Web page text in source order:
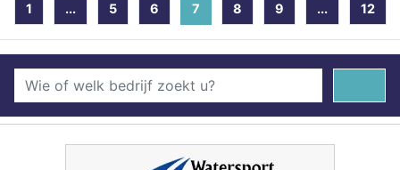
1 ... 5 6 7 (current)
8 9 ... 12